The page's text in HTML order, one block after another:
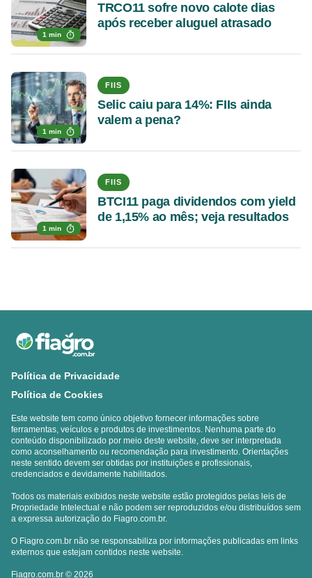
1 min
TRCO11 sofre novo calote dias
após receber aluguel atrasado
1 min
FIIS
Selic caiu para 14%: FIIs ainda
valem a pena?
1 min
FIIS
BTCI11 paga dividendos com yield
de 1,15% ao mês; veja resultados
Política de Privacidade
Política de Cookies
Este website tem como único objetivo fornecer informações sobre
ferramentas, veículos e produtos de investimentos. Nenhuma parte do
conteúdo disponibilizado por meio deste website, deve ser interpretada
como aconselhamento ou recomendação para investimento. Orientações
neste sentido devem ser obtidas por instituições e profissionais,
credenciados e devidamente habilitados.
Todos os materiais exibidos neste website estão protegidos pelas leis de
Propriedade Intelectual e não podem ser reproduzidos e/ou distribuídos sem
a expressa autorização do Fiagro.com.br.
O Fiagro.com.br não se responsabiliza por informações publicadas em links
externos que estejam contidos neste website.
Fiagro.com.br © 2026